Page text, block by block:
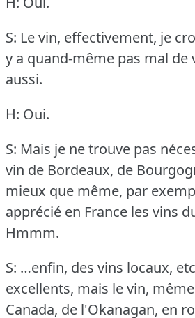
S: Le vin, effectivement, je
y a quand-même pas mal de
aussi.
H: Oui.
S: Mais je ne trouve pas
vin de Bordeaux, de
mieux que même, par
apprécié en France les vins
Hmmm.
S: …enfin, des vins locaux,
excellents, mais le vin,
Canada, de l'Okanagan, en